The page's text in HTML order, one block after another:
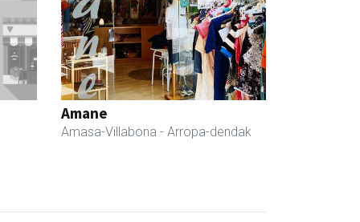
Amane
Amasa-Villabona - Arropa-dendak